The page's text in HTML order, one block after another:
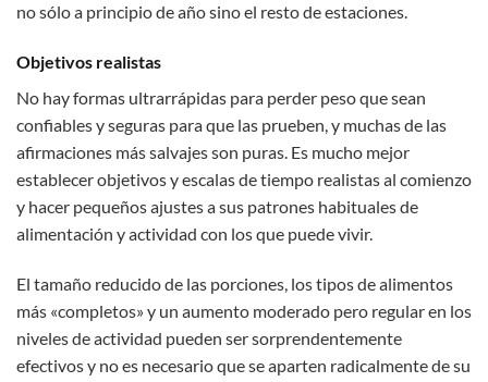
no sólo a principio de año sino el resto de estaciones.
Objetivos realistas
No hay formas ultrarrápidas para perder peso que sean
confiables y seguras para que las prueben, y muchas de las
afirmaciones más salvajes son puras. Es mucho mejor
establecer objetivos y escalas de tiempo realistas al comienzo
y hacer pequeños ajustes a sus patrones habituales de
alimentación y actividad con los que puede vivir.
El tamaño reducido de las porciones, los tipos de alimentos
más «completos» y un aumento moderado pero regular en los
niveles de actividad pueden ser sorprendentemente
efectivos y no es necesario que se aparten radicalmente de su